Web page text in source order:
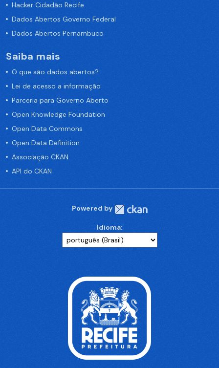
Hacker Cidadão Recife
Dados Abertos Governo Federal
Dados Abertos Pernambuco
Saiba mais
O que são dados abertos?
Lei de acesso a informação
Parceria para Governo Aberto
Open Knowledge Foundation
Open Data Commons
Open Data Definition
Associação CKAN
API do CKAN
Powered by
Idioma